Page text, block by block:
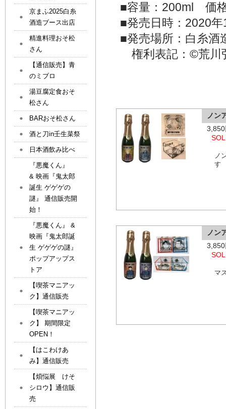
■容量：200ml 価
■発売日時：2020
■発売場所：白糸酒
権利表記：©荒川
ノン
ノ
す
ノン
マ
京まふ2025白糸
酒造ブース出店
精進料理おそ松
さん
【通信販売】青
のミブロ
湯豆腐定食おそ
松さん
BARおそ松さん
酒と刀in壬生菜祭
日本酒飲み比べ
『悪魔くん』
& 映画『鬼太郎
誕生 ゲゲゲの
謎』 通信販売開
始！
『悪魔くん』 &
映画『鬼太郎誕
生 ゲゲゲの謎』
ポップアップス
トア
【喫茶マニアッ
ク】通信販売
【喫茶マニアッ
ク】 期間限定
OPEN！
【はこわけあ
み】通信販売
【煩悩展 けそ
シロウ】通信販
売